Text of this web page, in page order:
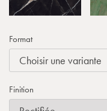
Format
Finition